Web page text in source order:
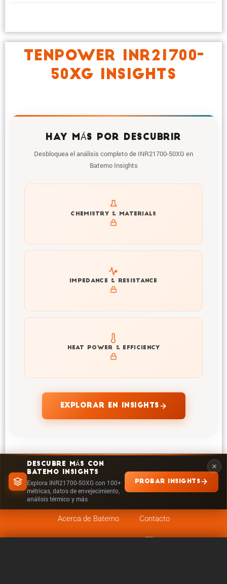
DESCUBRE MÁS CON
BATEMO INSIGHTS
Explora INR21700-50XG con 100+
métricas, datos de envejecimiento,
análisis térmico y más
PROBAR INSIGHTS
TENPOWER INR21700-
50XG INSIGHTS
HAY MÁS POR DESCUBRIR
Desbloquea el análisis completo de INR21700-50XG en
Batemo Insights
CHEMISTRY & MATERIALS
Get to know active materials for the INR21700-50XG
IMPEDANCE & RESISTANCE
Explore impedance spectrum and DCIR (SOC, T) of
INR21700-50XG
HEAT POWER & EFFICIENCY
Explore heat generation and cell efficiency at different
temperatures and powers of INR21700-50XG
EXPLORAR EN INSIGHTS
Acerca de Batemo Contacto